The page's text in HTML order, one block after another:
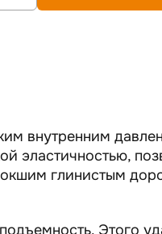
внутренним
эластичностью,
глинистым
Этого